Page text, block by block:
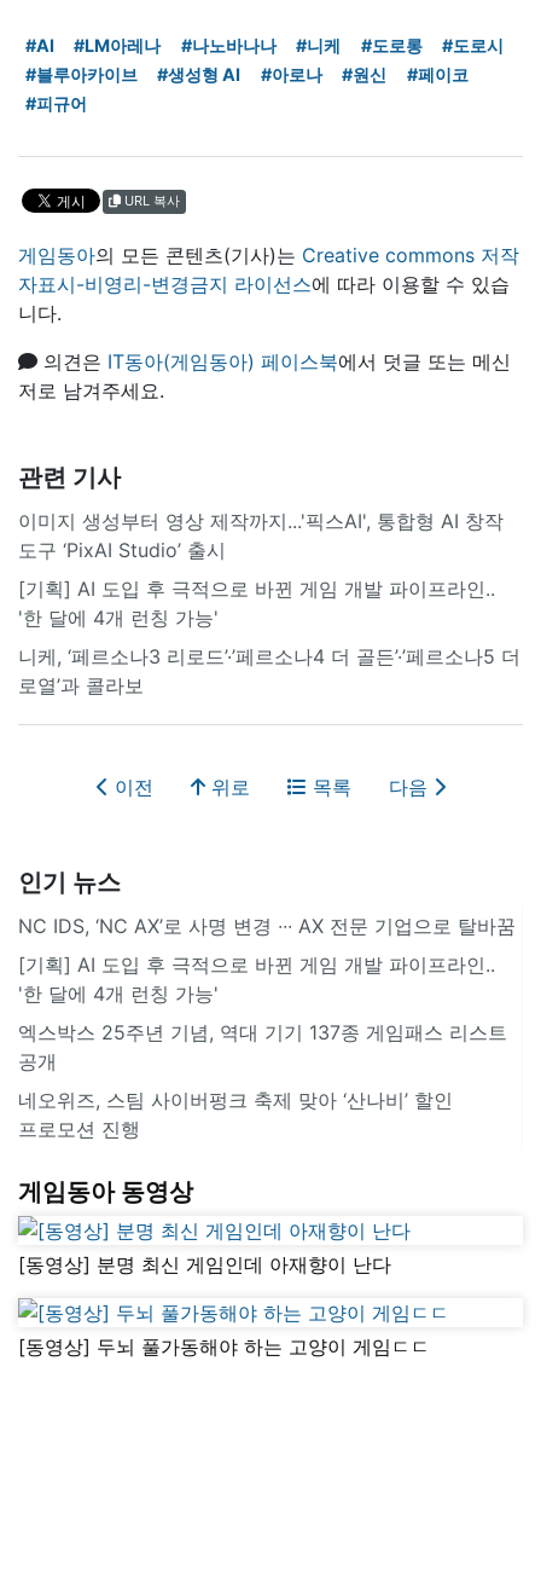
#AI #LM아레나 #나노바나나 #니케 #도로롱
#도로시
#블루아카이브
#생성형 AI #아로나 #원신
#페이코
#피규어
URL 복사
게임동아의 모든 콘텐츠(기사)는 Creative commons 저작
자표시-비영리-변경금지 라이선스에 따라 이용할 수 있습
니다.
의견은 IT동아(게임동아) 페이스북에서 덧글 또는 메신
저로 남겨주세요.
관련 기사
이미지 생성부터 영상 제작까지...'픽스AI', 통합형 AI 창작
도구 ‘PixAI Studio’ 출시
[기획] AI 도입 후 극적으로 바뀐 게임 개발 파이프라인..
'한 달에 4개 런칭 가능'
니케, ‘페르소나3 리로드’·’페르소나4 더 골든’·’페르소나5 더
로열’과 콜라보
이전 위로 목록 다음
인기 뉴스
NC IDS, ‘NC AX’로 사명 변경 ∙∙∙ AX 전문 기업으로 탈바꿈
[기획] AI 도입 후 극적으로 바뀐 게임 개발 파이프라인..
'한 달에 4개 런칭 가능'
엑스박스 25주년 기념, 역대 기기 137종 게임패스 리스트
공개
네오위즈, 스팀 사이버펑크 축제 맞아 ‘산나비’ 할인
프로모션 진행
게임동아 동영상
[동영상] 분명 최신 게임인데 아재향이 난다
[동영상] 두뇌 풀가동해야 하는 고양이 게임ㄷㄷ